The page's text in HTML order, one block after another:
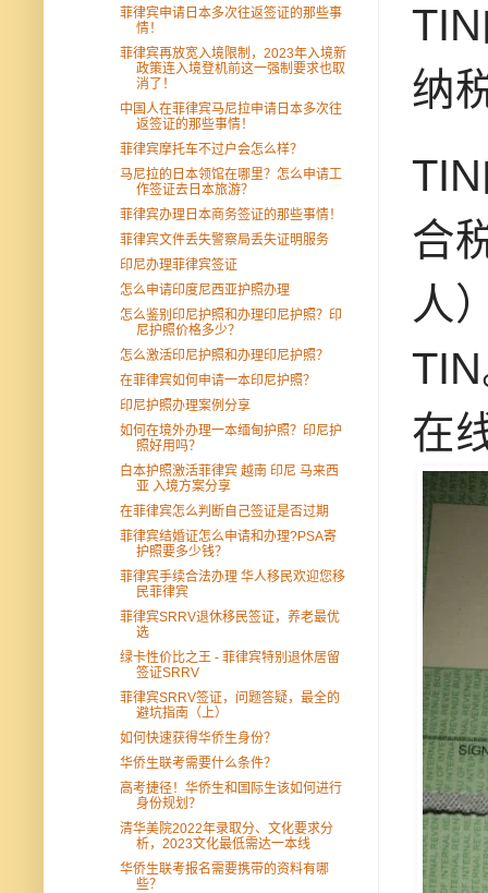
纳
合
人
在
菲律宾申请日本多次往返签证的那些事
情！
菲律宾再放宽入境限制，2023年入境新
政策连入境登机前这一强制要求也取
消了！
中国人在菲律宾马尼拉申请日本多次往
返签证的那些事情！
菲律宾摩托车不过户会怎么样？
马尼拉的日本领馆在哪里？怎么申请工
作签证去日本旅游？
菲律宾办理日本商务签证的那些事情！
菲律宾文件丢失警察局丢失证明服务
印尼办理菲律宾签证
怎么申请印度尼西亚护照办理
怎么鉴别印尼护照和办理印尼护照？印
尼护照价格多少？
怎么激活印尼护照和办理印尼护照？
在菲律宾如何申请一本印尼护照？
印尼护照办理案例分享
如何在境外办理一本缅甸护照？印尼护
照好用吗？
白本护照激活菲律宾 越南 印尼 马来西
亚 入境方案分享
在菲律宾怎么判断自己签证是否过期
菲律宾结婚证怎么申请和办理?PSA寄
护照要多少钱？
菲律宾手续合法办理 华人移民欢迎您移
民菲律宾
菲律宾SRRV退休移民签证，养老最优
选
绿卡性价比之王 - 菲律宾特别退休居留
签证SRRV
菲律宾SRRV签证，问题答疑，最全的
避坑指南（上）
如何快速获得华侨生身份？
华侨生联考需要什么条件？
高考捷径！华侨生和国际生该如何进行
身份规划？
清华美院2022年录取分、文化要求分
析，2023文化最低需达一本线
华侨生联考报名需要携带的资料有哪
些？